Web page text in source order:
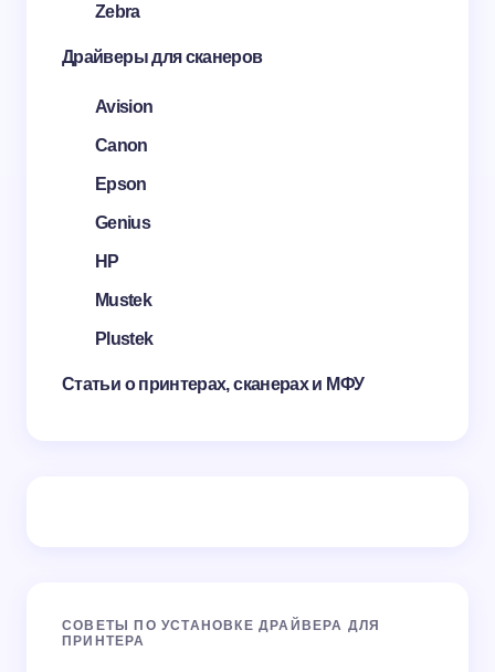
Zebra
Драйверы для сканеров
Avision
Canon
Epson
Genius
HP
Mustek
Plustek
Статьи о принтерах, сканерах и МФУ
СОВЕТЫ ПО УСТАНОВКЕ ДРАЙВЕРА ДЛЯ
ПРИНТЕРА